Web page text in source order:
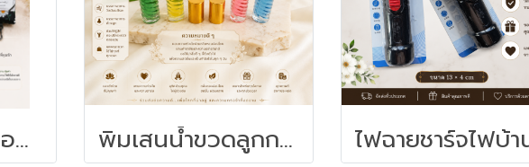
ถุงลดโลกร้อน ของชำร่วยงานศพ | ถุงผ้าพับได้ ของชำร่วยใช้งานได้จริง พิมเสนน้ำขวดลูกกลิ้ง 5cc - ของชำร่วยงานศพ